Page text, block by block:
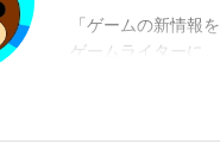
「ゲームの新情報
ゲームライターに
動。関係者、ユー